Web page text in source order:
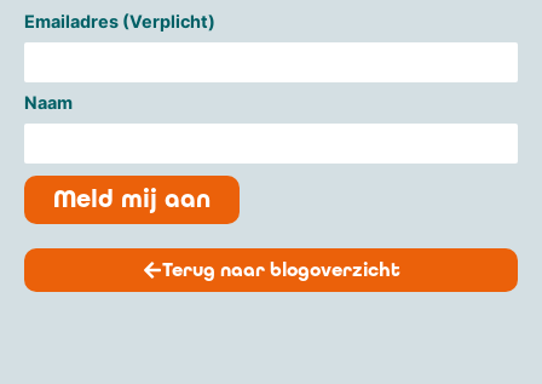
Terug naar blogoverzicht
Emailadres (Verplicht)
Naam
Meld mij aan